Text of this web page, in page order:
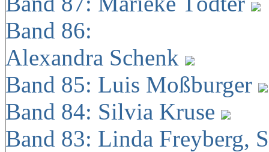
Band 86:
Alexandra Schenk
Band 85: Luis Moßburger
Band 84: Silvia Kruse
Band 83: Linda Freyberg,